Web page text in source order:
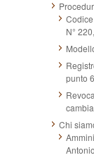
N°
punto 6
Chi